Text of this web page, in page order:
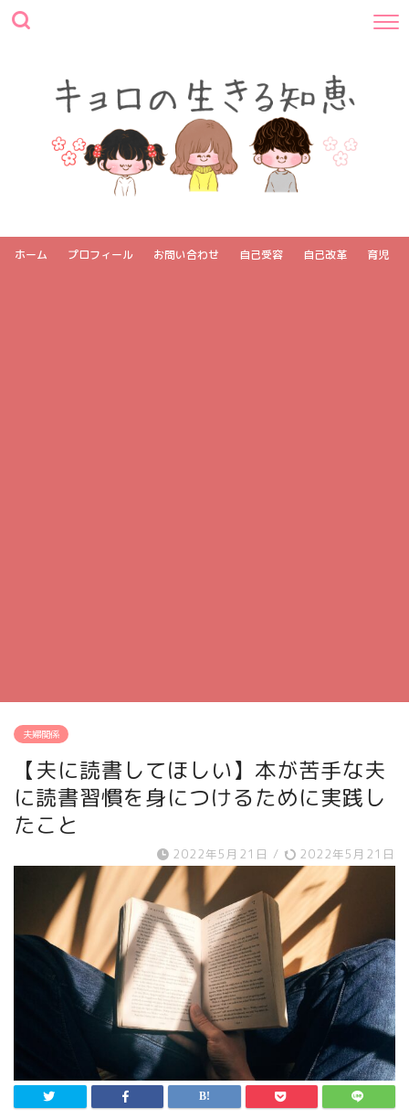
ホーム プロフィール お問い合わせ 自己受容 自己改革 育児
夫婦関係
【夫に読書してほしい】本が苦手な夫
に読書習慣を身につけるために実践し
たこと
2022年5月21日 / 2022年5月21日